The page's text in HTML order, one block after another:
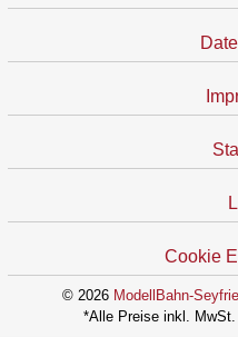
Cookie
© 2026 ModellBahn-
*Alle Preise inkl. MwSt.